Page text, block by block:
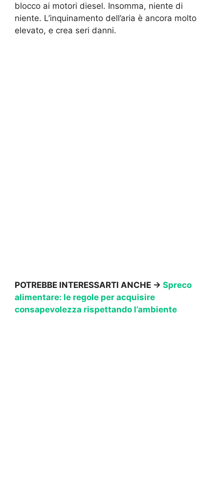
blocco ai motori diesel. Insomma, niente di
niente. L’inquinamento dell’aria è ancora molto
elevato, e crea seri danni.
POTREBBE INTERESSARTI ANCHE → Spreco
alimentare: le regole per acquisire
consapevolezza rispettando l’ambiente